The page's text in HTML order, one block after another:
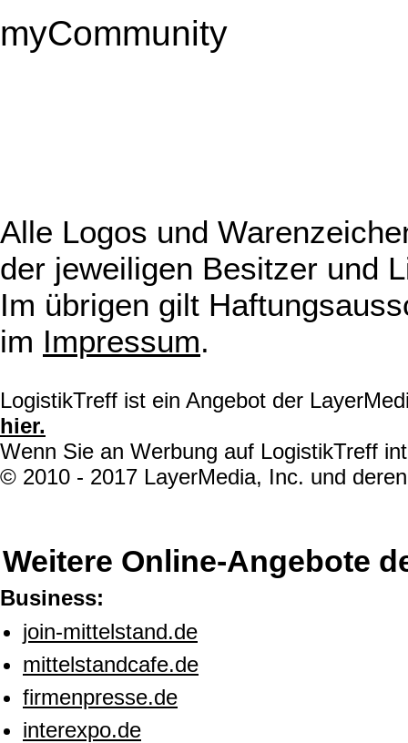
myCommunity
Alle Logos und
der jeweiligen Besitzer und
Im übrigen gilt
im Impressum.
LogistikTreff ist ein Angebot der
hier.
Wenn Sie an Werbung auf LogistikTreff
© 2010 - 2017 LayerMedia, Inc. und
Weitere Online-Angebote
Business:
join-mittelstand.de
mittelstandcafe.de
firmenpresse.de
interexpo.de